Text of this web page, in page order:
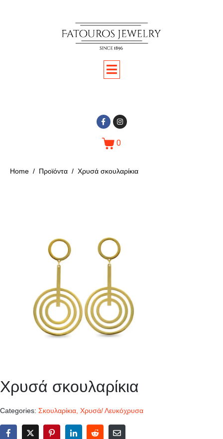
0
Home Προϊόντα Χρυσά σκουλαρίκια
Χρυσά σκουλαρίκια
Categories: Σκουλαρίκια, Χρυσά/ Λευκόχρυσα